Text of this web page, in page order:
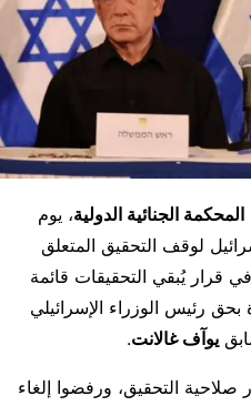
المحكمة الجنائية الدولية، يوم
لوقف التحقيق المتعلق
قرار يُبقي التحقيقات قائمة
رئيس الوزراء الإسرائيلي
يوآف غالانت.
التحقيق، ورفضوا إلغاء